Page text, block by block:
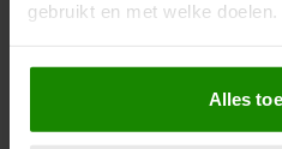
gebruikt en met welke doelen.
Als u het toestaat, willen we
Informatie
locatie, die tot een paar
Alles